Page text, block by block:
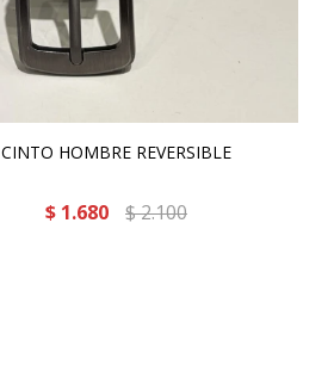
CINTO HOMBRE REVERSIBLE
$ 1.680 $2.100